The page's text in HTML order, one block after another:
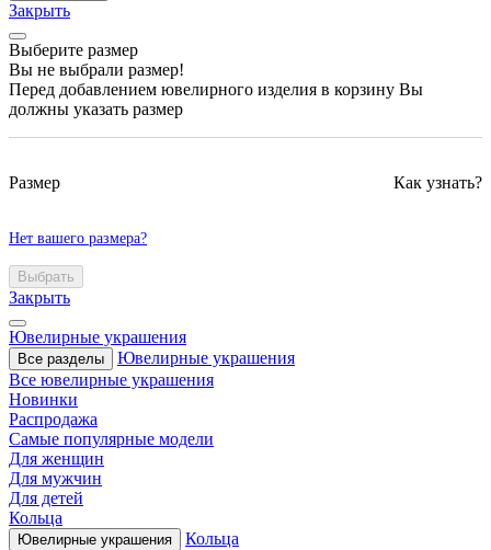
Закрыть
Выберите размер
Вы не выбрали размер!
Перед добавлением ювелирного изделия в корзину Вы
должны указать размер
Размер Как узнать?
Нет вашего размера?
Выбрать
Закрыть
Ювелирные украшения
Все разделы
Ювелирные украшения
Все ювелирные украшения
Новинки
Распродажа
Самые популярные модели
Для женщин
Для мужчин
Для детей
Кольца
Ювелирные украшения
Кольца